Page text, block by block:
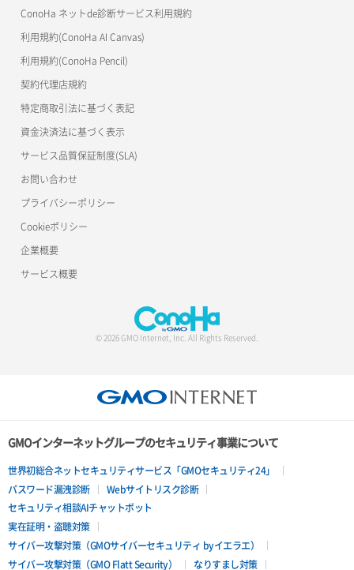
ConoHa ネットde診断サービス利用規約
利用規約(ConoHa AI Canvas)
利用規約(ConoHa Pencil)
契約代理店規約
特定商取引法に基づく表記
資金決済法に基づく表示
サービス品質保証制度(SLA)
お問い合わせ
プライバシーポリシー
Cookieポリシー
企業概要
サービス概要
© 2026 GMO Internet, Inc. All Rights Reserved.
GMOインターネットグループのセキュリティ事業について
世界初総合ネットセキュリティサービス「GMOセキュリティ24」
パスワード漏洩診断
Webサイトリスク診断
セキュリティ相談AIチャットボット
実在証明・盗聴対策
サイバー攻撃対策（GMOサイバーセキュリティ byイエラエ）
サイバー攻撃対策（GMO Flatt Security）
なりすまし対策